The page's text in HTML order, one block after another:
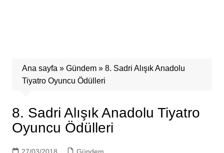
Ana sayfa » Gündem» 8. Sadri Alışık Anadolu
Tiyatro Oyuncu Ödülleri
8. Sadri Alışık Anadolu Tiyatro
Oyuncu Ödülleri